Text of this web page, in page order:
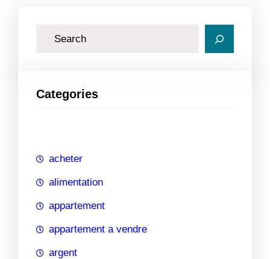
h
Categories
acheter
alimentation
appartement
appartement a vendre
argent